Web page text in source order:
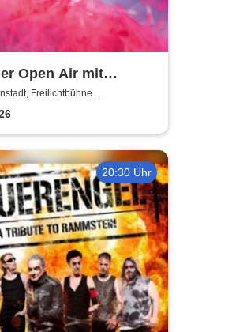
Open Air mit
Rosenberg: Marie
P & Tina Söllner
Freilichtbühne
20:30 Uhr